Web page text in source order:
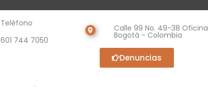
Teléfono
601 744 7050
Calle 99 No. 49-38
Bogotá - Colombia
Denuncias